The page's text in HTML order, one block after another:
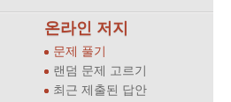
온라인 저지
문제 풀기
랜덤 문제 고르기
최근 제출된 답안